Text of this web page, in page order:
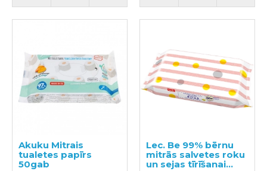
Akuku Mitrais
tualetes papīrs
50gab
Lec. Be 99% bērnu
mitrās salvetes roku
un sejas tīrīšanai